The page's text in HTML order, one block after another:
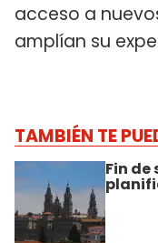
acceso a
amplían su
TAMBIÉN TE
Fin de